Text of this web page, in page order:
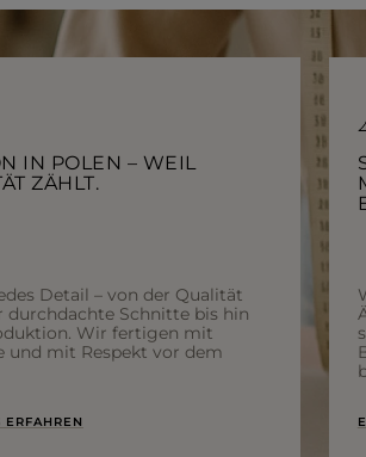
IN POLEN – WEIL
ZÄHLT.
Detail – von der Qualität
durchdachte Schnitte bis hin
Wir fertigen mit
und mit Respekt vor dem